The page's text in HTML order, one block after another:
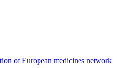
of European medicines network